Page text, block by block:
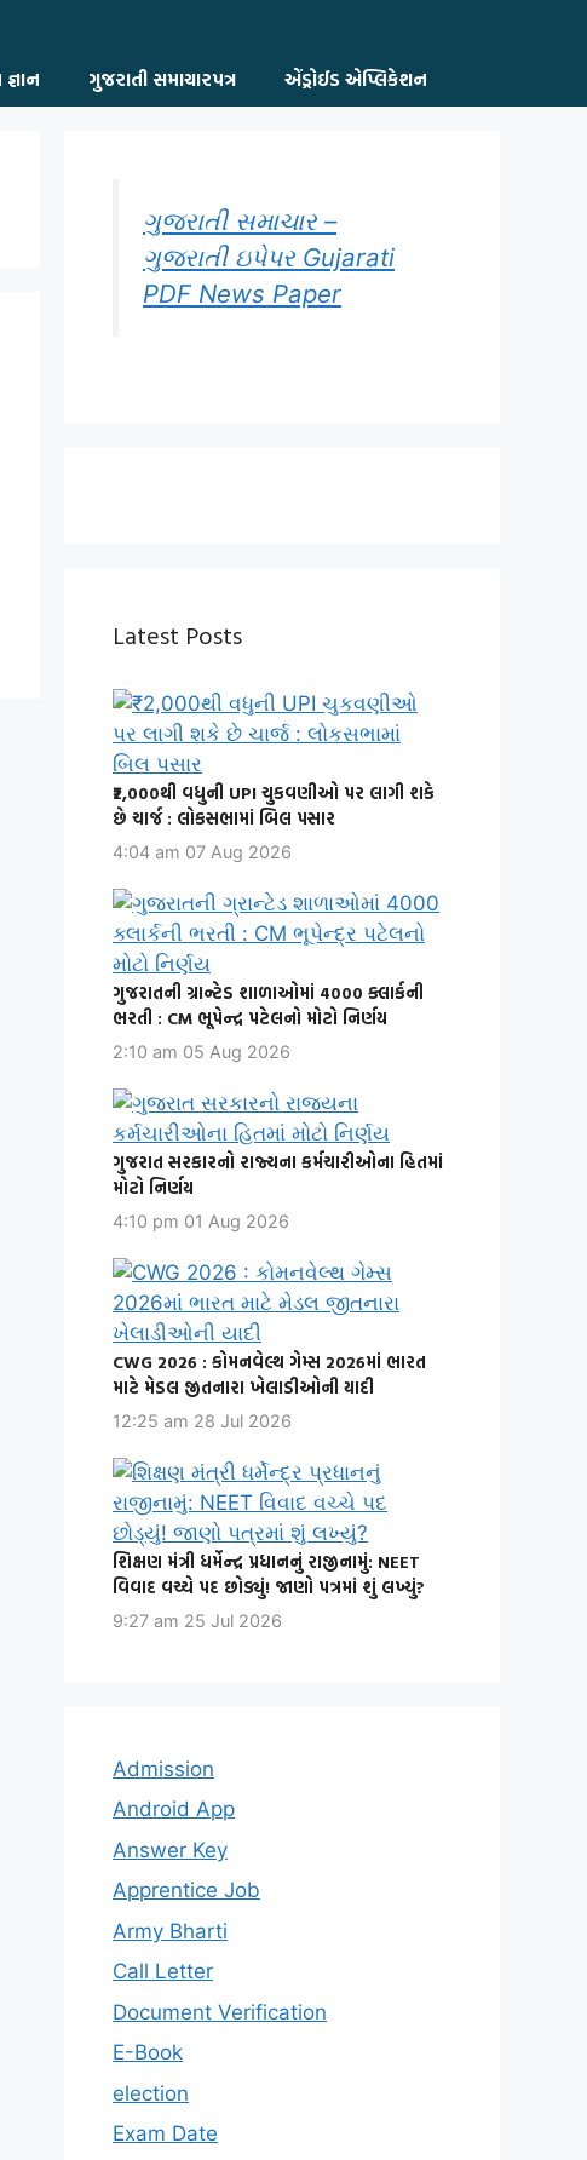
ગુજરાતી સમાચારપત્ર એંડ્રોઈડ એપ્લિકેશન
ગુજરાતી સમાચાર –
ગુજરાતી ઇપેપર Gujarati
PDF News Paper
Latest Posts
₹2,000થી વધુની UPI ચુકવણીઓ પર લાગી શકે
છે ચાર્જ : લોકસભામાં બિલ પસાર
4:04 am 07 Aug 2026
ગુજરાતની ગ્રાન્ટેડ શાળાઓમાં 4000 ક્લાર્કની
ભરતી : CM ભૂપેન્દ્ર પટેલનો મોટો નિર્ણય
2:10 am 05 Aug 2026
ગુજરાત સરકારનો રાજ્યના કર્મચારીઓના હિતમાં
મોટો નિર્ણય
4:10 pm 01 Aug 2026
CWG 2026 : કોમનવેલ્થ ગેમ્સ 2026માં ભારત
માટે મેડલ જીતનારા ખેલાડીઓની યાદી
12:25 am 28 Jul 2026
શિક્ષણ મંત્રી ધર્મેન્દ્ર પ્રધાનનું રાજીનામું: NEET
વિવાદ વચ્ચે પદ છોડ્યું! જાણો પત્રમાં શું લખ્યું?
9:27 am 25 Jul 2026
Admission
Android App
Answer Key
Apprentice Job
Army Bharti
Call Letter
Document Verification
E-Book
election
Exam Date